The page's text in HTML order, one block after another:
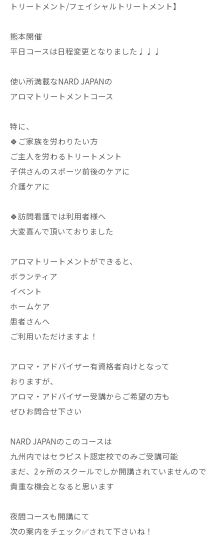
トリートメント/フェイシャルトリートメント】
熊本開催
平日コースは日程変更となりました♩♩♩
使い所満載なNARD JAPANの
アロマトリートメントコース
特に、
🍀ご家族を労わりたい方
ご主人を労わるトリートメント
子供さんのスポーツ前後のケアに
介護ケアに
🍀訪問看護では利用者様へ
大変喜んで頂いておりました
アロマトリートメントができると、
ボランティア
イベント
ホームケア
患者さんへ
ご利用いただけますよ！
アロマ・アドバイザー有資格者向けとなって
おりますが、
アロマ・アドバイザー受講からご希望の方も
ぜひお問合せ下さい
NARD JAPANのこのコースは
九州内ではセラピスト認定校でのみご受講可能
まだ、2ヶ所のスクールでしか開講されていませんので
貴重な機会となると思います
夜間コースも開講にて
次の案内をチェック✅されて下さいね！